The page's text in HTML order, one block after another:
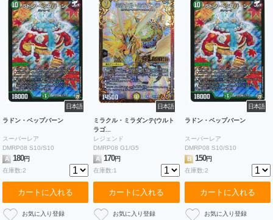
日本語
ラドン・ベップバーン
スーパーレア
DMRP08 S10/S10
A
180円
在庫数:2
カートに入れる
日本語
ミラクル・ミラダンテ(ウルト
ラゴ...
レジェンド
DMRP08 G1/G5
A
170円
在庫数:1
カートに入れる
日本語
ラドン・ベップバーン
スーパーレア
DMRP08 S10/S10
B 150円
在庫数:2
カートに入れる